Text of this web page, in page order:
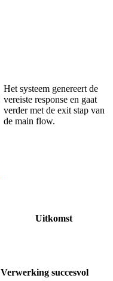
Het systeem genereert de
vereiste response en gaat
verder met de exit stap van
de main flow.
Uitkomst
Verwerking succesvol